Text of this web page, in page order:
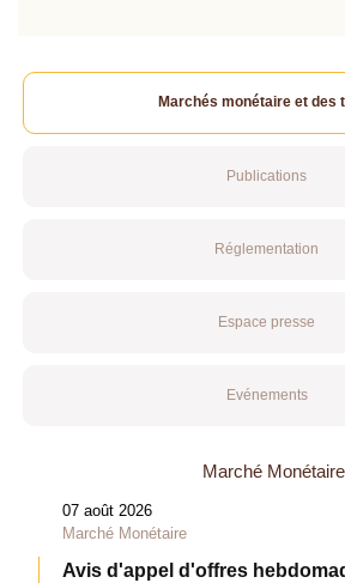
Marchés monétaire et des
Publications
Réglementation
Espace presse
Evénements
Marché Monétaire
07 août 2026
Marché Monétaire
Avis d'appel d'offres